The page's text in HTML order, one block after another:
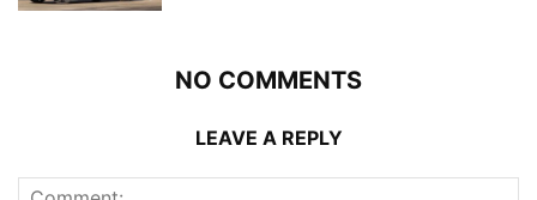
NO COMMENTS
LEAVE A REPLY